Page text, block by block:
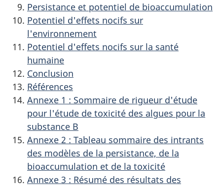
Persistance et potentiel de bioaccumulation
Potentiel d'effets nocifs sur
l'environnement
Potentiel d'effets nocifs sur la santé
humaine
Conclusion
Références
Annexe 1 : Sommaire de rigueur d'étude
pour l'étude de toxicité des algues pour la
substance B
Annexe 2 : Tableau sommaire des intrants
des modèles de la persistance, de la
bioaccumulation et de la toxicité
Annexe 3 : Résumé des résultats des